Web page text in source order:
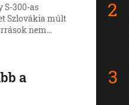
S-300-as
Szlovákia múlt
nem
a